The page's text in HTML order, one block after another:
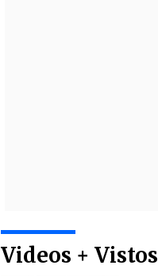
Videos + Vistos